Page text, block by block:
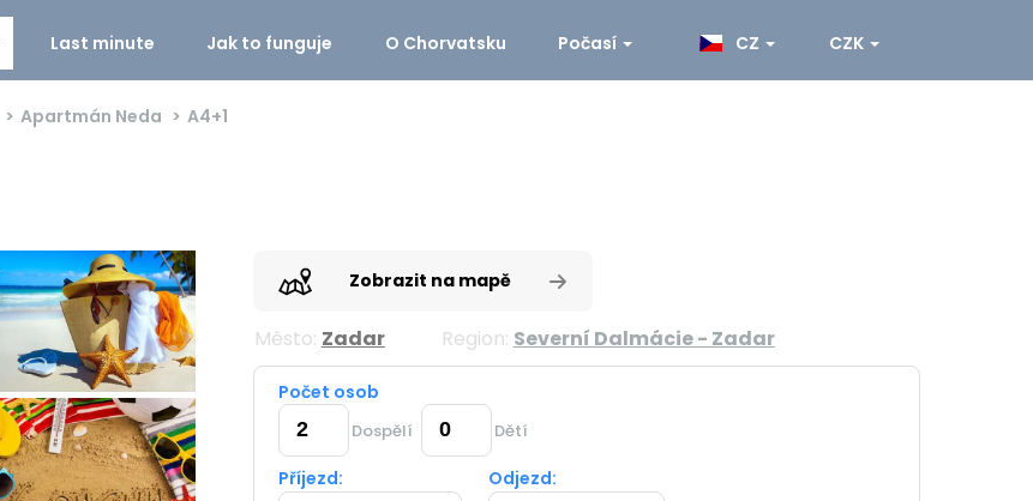
Last minute Jak to funguje O Chorvatsku Počasí CZ CZK
Apartmán Neda A4+1
Zobrazit na mapě
Město: Zadar Region: Severní Dalmácie - Zadar
Počet osob
Dospělí Dětí
Příjezd: Odjezd: